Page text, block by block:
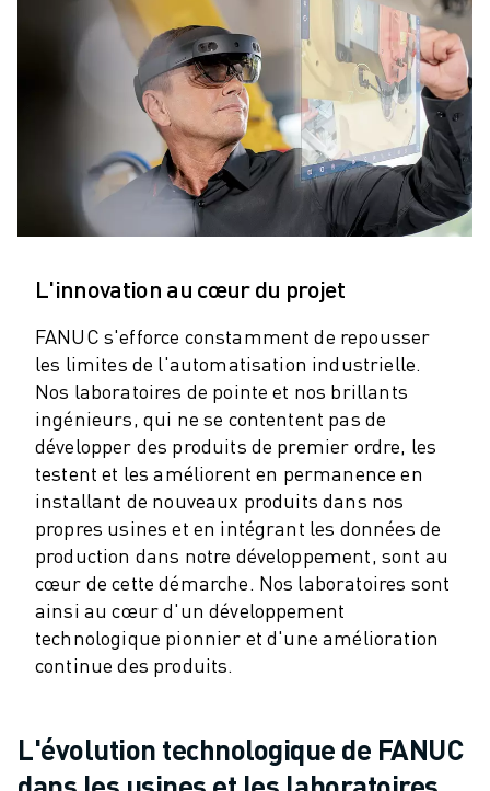
ROBOTS SCARA
CENTRES D'USINAGE CNC COMPACTS
RECHERCHE DE ROBODRILL
ROBODRILL CENTRES D'USINAGE CNC COMPACTS
ROBODRILL MATÉRIEL
LOGICIEL ROBODRILL
ROBODRILL MAINTENANCE PRÉVENTIVE
DURABILITÉ DU ROBODRILL
ROBODRILL ENSEMBLE DE ROBOTS
MACHINES DE MOULAGE PAR INJECTION ÉLECTRIQUES
ROBOSHOT MACHINES DE MOULAGE PAR INJECTION ÉLECTRIQUES
ROBOSHOT MATÉRIEL
LOGICIEL ROBOSHOT
DURABILITÉ DU ROBOSHOT
ROBOSHOT ENSEMBLE DE ROBOTS
ROBOSHOT MAINTENANCE PRÉVENTIVE
COÛT TOTAL D'UNE ROBOSHOT
MACHINES D'ÉLECTROÉROSION PAR FIL
ROBOCUT MACHINES D'ÉLECTROÉROSION À FIL
ROBOCUT MATÉRIEL
LOGICIEL ROBOCUT
ROBOCUT MAINTENANCE PRÉVENTIVE
SOLUTIONS POUR L'USINE INTELLIGENTE
DES SOLUTIONS D'USINE INTELLIGENTE POUR AMÉLIORER
L'innovation au cœur du projet
FANUC s'efforce constamment de repousser
les limites de l'automatisation industrielle.
Nos laboratoires de pointe et nos brillants
ingénieurs, qui ne se contentent pas de
développer des produits de premier ordre, les
testent et les améliorent en permanence en
installant de nouveaux produits dans nos
propres usines et en intégrant les données de
production dans notre développement, sont au
cœur de cette démarche. Nos laboratoires sont
ainsi au cœur d'un développement
technologique pionnier et d'une amélioration
continue des produits.
L'évolution technologique de FANUC